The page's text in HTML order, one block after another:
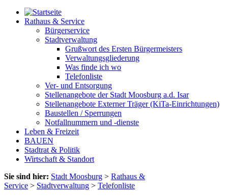
Rathaus & Service
Bürgerservice
Stadtverwaltung
Grußwort des Ersten Bürgermeisters
Verwaltungsgliederung
Was finde ich wo
Telefonliste
Ver- und Entsorgung
Stellenangebote der Stadt Moosburg a.d. Isar
Stellenangebote Externer Träger (KiTa-Einrichtungen)
Baustellen / Sperrungen
Notfallnummern und -dienste
Leben & Freizeit
BAUEN
Stadtrat & Politik
Wirtschaft & Standort
Sie sind hier: Stadt Moosburg > Rathaus &
Service > Stadtverwaltung > Telefonliste